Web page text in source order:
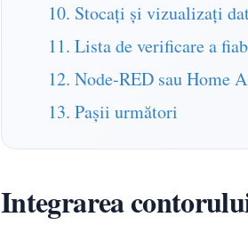
10. Stocați și vizualizați
11. Lista de verificare a
12. Node-RED sau Home
13. Pașii următori
Integrarea